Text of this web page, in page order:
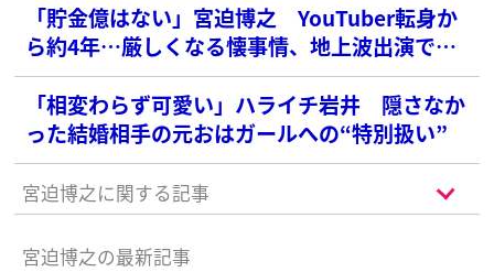
「貯金億はない」宮迫博之 YouTuber転身か
ら約4年…厳しくなる懐事情、地上波出演でき
ない現状
「相変わらず可愛い」ハライチ岩井 隠さなか
った結婚相手の元おはガールへの“特別扱い”
宮迫博之に関する記事
宮迫博之の最新記事